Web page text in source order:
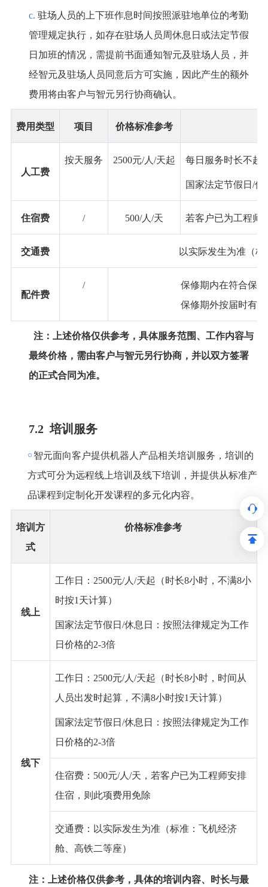
c. 驻场人员的上下班作息时间按照派驻地单位的考勤
管理规定执行，如存在驻场人员周休息日或法定节假
日加班的情况，需提前书面通知智元及驻场人员，并
经智元及驻场人员同意后方可实施，因此产生的额外
费用将由客户与智元另行协商确认 。
费用类型 项目 价格标准参考
人工费
按天服务 2500元/人/天起 每日服务时长不超
国家法定节假日 /休
住宿费 / 500/人/天 若客户已为工程师
交通费 以实际发生为准（
配件费
/
保修期内在符合保
保修期外按届时有
注：上述价格仅供参考，具体服务范围、工作内容与
最终价格，需由客户与智元另行协商，并以双方签署
的正式合同为准。
7.2 培训服务
￮ 智元面向客户提供机器人产品相关培训服务，培训的
方式可分为远程线上培训及线下培训，并提供从标准产
品课程到定制化开发课程的多元化内容。
培训方
式
价格标准参考
线上
工作日： 2500元/人/天起（时长8小时，不满8小
时按1天计算）
国家法定节假日 /休息日：按照法律规定为工作
日价格的2-3倍
线下
工作日： 2500元/人/天起（时长8小时，时间从
人员出发时起算，不满8小时按1天计算）
国家法定节假日 /休息日：按照法律规定为工作
日价格的2-3倍
住宿费： 500元/人/天，若客户已为工程师安排
住宿，则此项费用免除
交通费：以实际发生为准（标准：飞机经济
舱、高铁二等座）
注：上述价格仅供参考，具体的培训内容、时长与最